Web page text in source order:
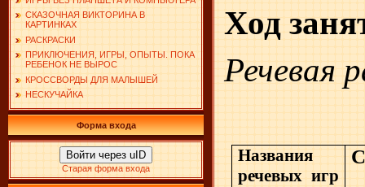
СКАЗОЧНАЯ ВИКТОРИНА В
КАРТИНКАХ
РАСКРАСКИ
ПРИКЛЮЧЕНИЯ, ИГРЫ, ОПЫТЫ. ПОКА
РЕБЕНОК НЕ ВЫРОС
КРОССВОРДЫ ДЛЯ МАЛЫШЕЙ
НЕСКУЧАЙКА
Форма входа
Войти через uID
Старая форма входа
Ход
Речевая
Названия
речевых игр